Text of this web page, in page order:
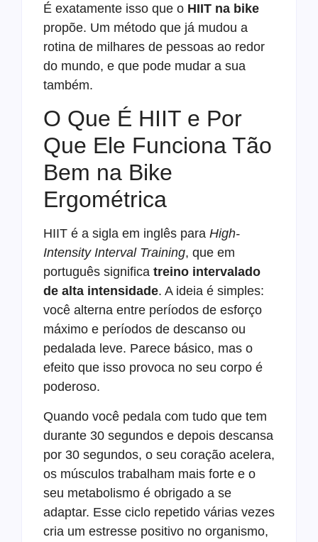
É exatamente isso que o HIIT na bike
propõe. Um método que já mudou a
rotina de milhares de pessoas ao redor
do mundo, e que pode mudar a sua
também.
O Que É HIIT e Por
Que Ele Funciona Tão
Bem na Bike
Ergométrica
HIIT é a sigla em inglês para High-
Intensity Interval Training, que em
português significa treino intervalado
de alta intensidade. A ideia é simples:
você alterna entre períodos de esforço
máximo e períodos de descanso ou
pedalada leve. Parece básico, mas o
efeito que isso provoca no seu corpo é
poderoso.
Quando você pedala com tudo que tem
durante 30 segundos e depois descansa
por 30 segundos, o seu coração acelera,
os músculos trabalham mais forte e o
seu metabolismo é obrigado a se
adaptar. Esse ciclo repetido várias vezes
cria um estresse positivo no organismo,